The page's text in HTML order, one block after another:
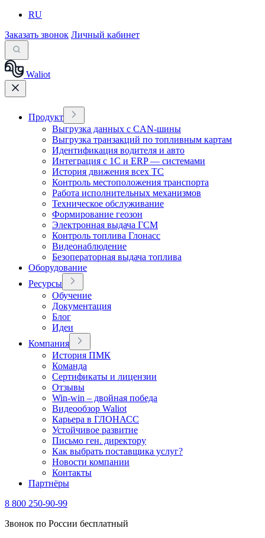
RU
Заказать звонок Личный кабинет
Waliot
Продукт
Выгрузка данных с CAN-шины
Выгрузка транзакций по топливным картам
Идентификация водителя и авто
Интеграция с 1С и ERP — системами
История движения всех ТС
Контроль местоположения транспорта
Работа исполнительных механизмов
Техническое обслуживание
Формирование геозон
Электронная выдача ГСМ
Контроль топлива Глонасс
Видеонаблюдение
Безоператорная выдача топлива
Оборудование
Ресурсы
Обучение
Документация
Блог
Идеи
Компания
История ПМК
Команда
Сертификаты и лицензии
Отзывы
Win-win – двойная победа
Видеообзор Waliot
Карьера в ГЛОНАСС
Устойчивое развитие
Письмо ген. директору
Как выбрать поставщика услуг?
Новости компании
Контакты
Партнёры
8 800 250-90-99
Звонок по России бесплатный